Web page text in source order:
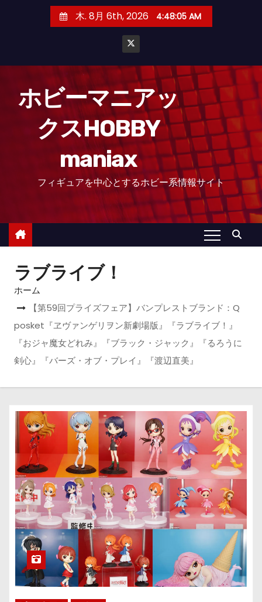
木. 8月 6th, 2026 4:48:06 AM
ホビーマニアッ
クスHOBBY
maniax
フィギュアを中心とするホビー系情報サイト
ラブライブ！
ホーム
【第59回プライズフェア】バンプレストブランド：Q
posket『ヱヴァンゲリヲン新劇場版』『ラブライブ！』
『おジャ魔女どれみ』『ブラック・ジャック』『るろうに
剣心』『バーズ・オブ・プレイ』『渡辺直美』